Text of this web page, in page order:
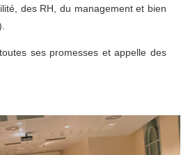
des RH, du management et bien
ses promesses et appelle des